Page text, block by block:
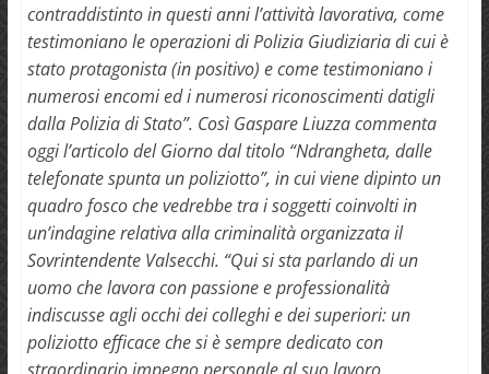
contraddistinto in questi anni l’attività lavorativa, come
testimoniano le operazioni di Polizia Giudiziaria di cui è
stato protagonista (in positivo) e come testimoniano i
numerosi encomi ed i numerosi riconoscimenti datigli
dalla Polizia di Stato”. Così Gaspare Liuzza commenta
oggi l’articolo del Giorno dal titolo “Ndrangheta, dalle
telefonate spunta un poliziotto”, in cui viene dipinto un
quadro fosco che vedrebbe tra i soggetti coinvolti in
un’indagine relativa alla criminalità organizzata il
Sovrintendente Valsecchi. “Qui si sta parlando di un
uomo che lavora con passione e professionalità
indiscusse agli occhi dei colleghi e dei superiori: un
poliziotto efficace che si è sempre dedicato con